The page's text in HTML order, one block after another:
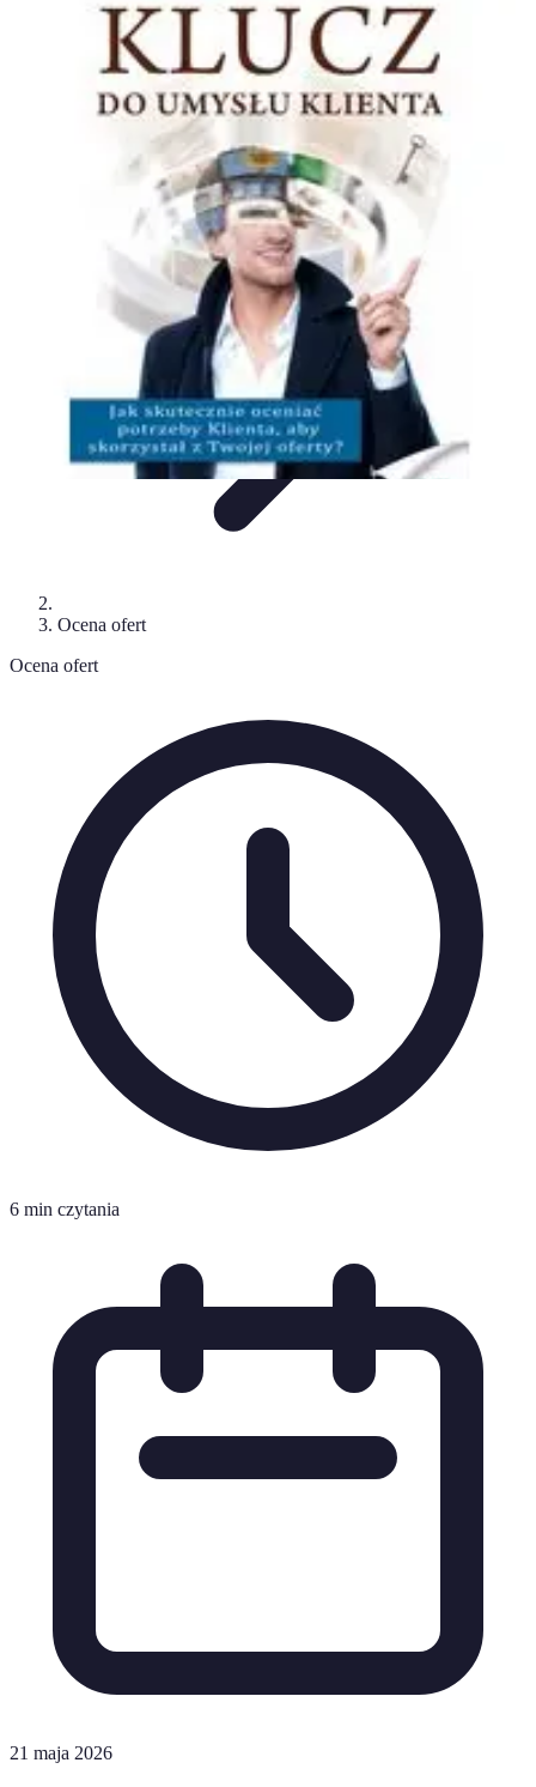
Oferty Zakupowe
Analiza ofert Tendencje zakupowe
Porady
Porady Zakupowe
Oferty Zakupowe
Ocena ofert
Ocena ofert
6 min czytania
21 maja 2026